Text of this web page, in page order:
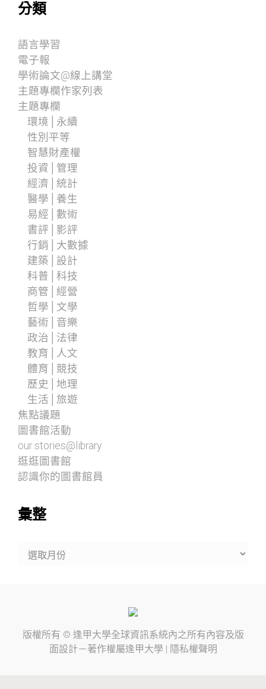
分類
語言學習
電子報
學術論文@線上講堂
主題專欄作家列表
主題專欄
環境│永續
性別平等
智慧財產權
投資│管理
經濟│統計
醫學│養生
易經│數術
書評│影評
行銷│大數據
建築│設計
科普│科技
商管│經營
哲學│文學
藝術│音樂
政治│法律
教育│人文
體育│競技
歷史│地理
生活│旅遊
焦點議題
圖書館活動
our stories@library
逛逛圖書館
認識你的圖書館員
彙整
版權所有 © 逢甲大學全球資訊系統內之所有內容及版
面設計－著作權屬逢甲大學 隱私權聲明